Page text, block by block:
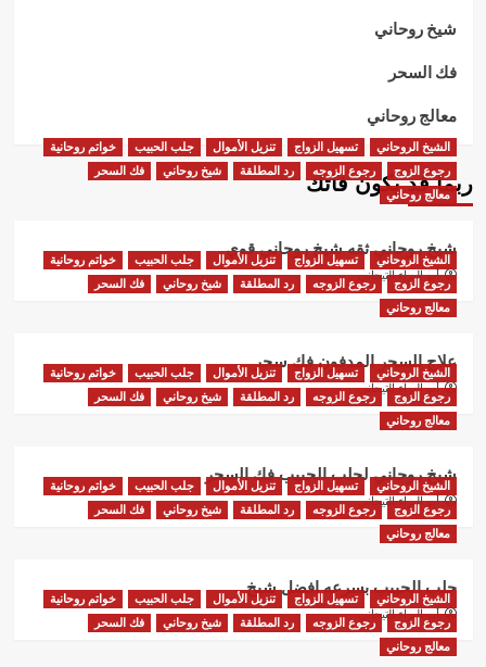
شيخ روحاني
فك السحر
معالج روحاني
ربما قد يكون فاتك
الشيخ الروحاني تسهيل الزواج تنزيل الأموال جلب الحبيب
خواتم روحانية
رجوع الزوج
رجوع الزوجه رد المطلقة شيخ روحاني
فك السحر
معالج روحاني
شيخ روحاني ثقه شيخ روحاني قوي
أبو البراء التيجاني
الشيخ الروحاني تسهيل الزواج تنزيل الأموال جلب الحبيب
خواتم روحانية
رجوع الزوج
رجوع الزوجه رد المطلقة شيخ روحاني
فك السحر
معالج روحاني
علاج السحر المدفون فك سحر
أبو البراء التيجاني
الشيخ الروحاني تسهيل الزواج تنزيل الأموال جلب الحبيب
خواتم روحانية
رجوع الزوج
رجوع الزوجه رد المطلقة شيخ روحاني
فك السحر
معالج روحاني
شيخ روحاني لجلب الحبيب فك السحر
أبو البراء التيجاني
الشيخ الروحاني تسهيل الزواج تنزيل الأموال جلب الحبيب
خواتم روحانية
رجوع الزوج
رجوع الزوجه رد المطلقة شيخ روحاني
فك السحر
معالج روحاني
جلب الحبيب بسرعه افضل شيخ
أبو البراء التيجاني
الشيخ الروحاني تسهيل الزواج تنزيل الأموال جلب الحبيب
خواتم روحانية
رجوع الزوج
رجوع الزوجه رد المطلقة شيخ روحاني
فك السحر
معالج روحاني